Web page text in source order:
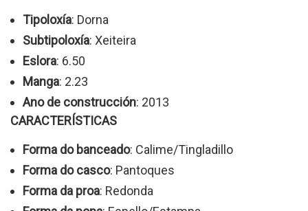
Tipoloxía: Dorna
Subtipoloxía: Xeiteira
Eslora: 6.50
Manga: 2.23
Ano de construcción: 2013
CARACTERÍSTICAS
Forma do banceado: Calime/Tingladillo
Forma do casco: Pantoques
Forma da proa: Redonda